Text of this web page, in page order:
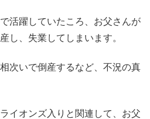
活躍していたころ、お父さんが
し、失業してしまいます。
次いで倒産するなど、不況の真
イオンズ入りと関連して、お父